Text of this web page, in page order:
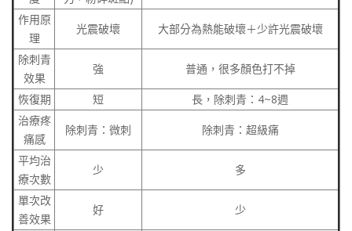
作用原
理
光震破壞 大部分為熱能破壞＋少許光震破壞
除刺青
效果
強 普通，很多顏色打不掉
恢復期 短
長，除刺青：4~8週
治療疼
痛感
除刺青：微刺 除刺青：超級痛
平均治
療次數
少 多
單次改
善效果
好 少